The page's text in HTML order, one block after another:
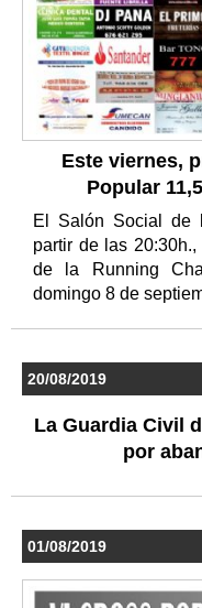
Este viernes,
Popular
El Salón Social de
partir de las
de la Running
domingo 8 de
20/08/2019
La Guardia Civil
por
01/08/2019